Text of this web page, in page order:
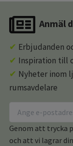
Anmäl
✔ Erbjudanden
✔ Inspiration till
✔ Nyheter inom
rumsavdelare
Genom att trycka
och att vi lagrar